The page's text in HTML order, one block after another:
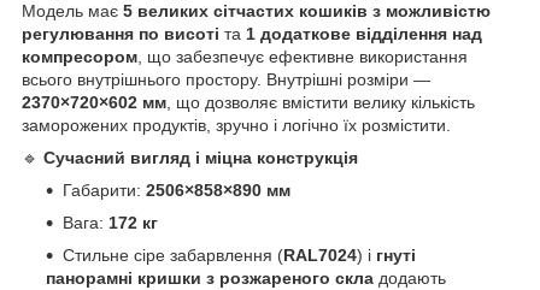
Модель має 5 великих сітчастих кошиків з можливістю
регулювання по висоті та 1 додаткове відділення над
компресором, що забезпечує ефективне використання
всього внутрішнього простору. Внутрішні розміри —
2370×720×602 мм, що дозволяє вмістити велику кількість
заморожених продуктів, зручно і логічно їх розмістити.
🔹 Сучасний вигляд і міцна конструкція
Габарити: 2506×858×890 мм
Вага: 172 кг
Стильне сіре забарвлення (RAL7024) і гнуті
панорамні кришки з розжареного скла додають